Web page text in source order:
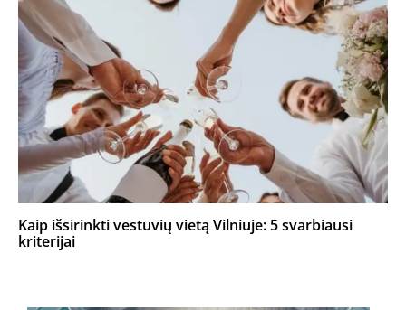
Kaip išsirinkti vestuvių vietą Vilniuje: 5 svarbiausi
kriterijai